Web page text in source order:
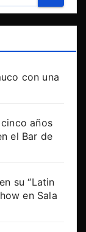
con una
años
el Bar de
su “Latin
en Sala